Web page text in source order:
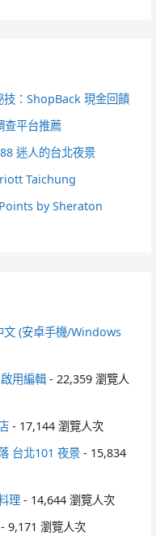
技：ShopBack 現金回饋
查平台推薦
迷人的台北夜景
Taichung
by Sheraton
(安卓手機/Windows
用編輯 - 22,359 瀏覽人
- 17,144 瀏覽人次
台北101 夜景 - 15,834
理 - 14,644 瀏覽人次
- 9,171 瀏覽人次